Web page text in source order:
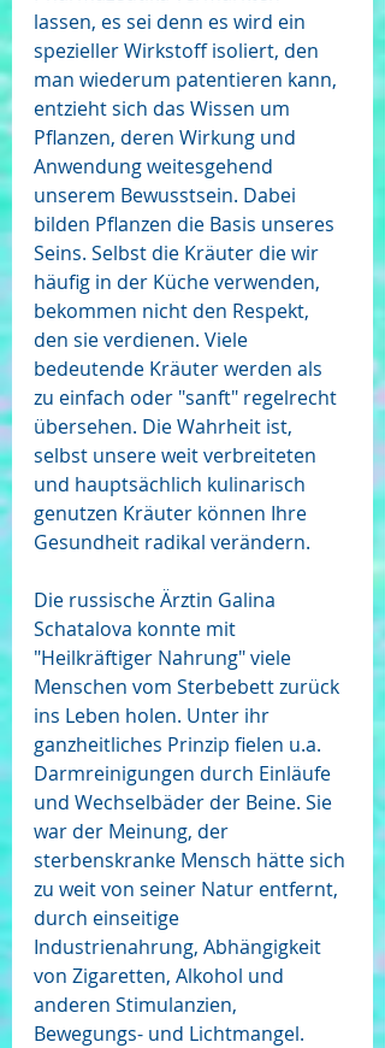
lassen, es sei denn es wird ein
spezieller Wirkstoff isoliert, den
man wiederum patentieren kann,
entzieht sich das Wissen um
Pflanzen, deren Wirkung und
Anwendung weitesgehend
unserem Bewusstsein. Dabei
bilden Pflanzen die Basis unseres
Seins. Selbst die Kräuter die wir
häufig in der Küche verwenden,
bekommen nicht den Respekt,
den sie verdienen. Viele
bedeutende Kräuter werden als
zu einfach oder "sanft" regelrecht
übersehen. Die Wahrheit ist,
selbst unsere weit verbreiteten
und hauptsächlich kulinarisch
genutzen Kräuter können Ihre
Gesundheit radikal verändern.
Die russische Ärztin Galina
Schatalova konnte mit
"Heilkräftiger Nahrung" viele
Menschen vom Sterbebett zurück
ins Leben holen. Unter ihr
ganzheitliches Prinzip fielen u.a.
Darmreinigungen durch Einläufe
und Wechselbäder der Beine. Sie
war der Meinung, der
sterbenskranke Mensch hätte sich
zu weit von seiner Natur entfernt,
durch einseitige
Industrienahrung, Abhängigkeit
von Zigaretten, Alkohol und
anderen Stimulanzien,
Bewegungs- und Lichtmangel.